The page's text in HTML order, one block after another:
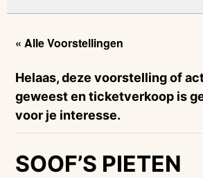
« Alle Voorstellingen
Helaas, deze voorstelling of
geweest en ticketverkoop is
voor je interesse.
SOOF’S PIETEN